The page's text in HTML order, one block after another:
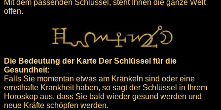
Mit dem passenden Schlüssel, steht Ihnen die ganze Welt
offen.
Die Bedeutung der Karte Der Schlüssel für die
Gesundheit:
Falls Sie momentan etwas am Kränkeln sind oder eine
ernsthafte Krankheit haben, so sagt der Schlüssel in Ihrem
Horoskop aus, dass Sie bald wieder gesund werden und
neue Kräfte schöpfen werden.